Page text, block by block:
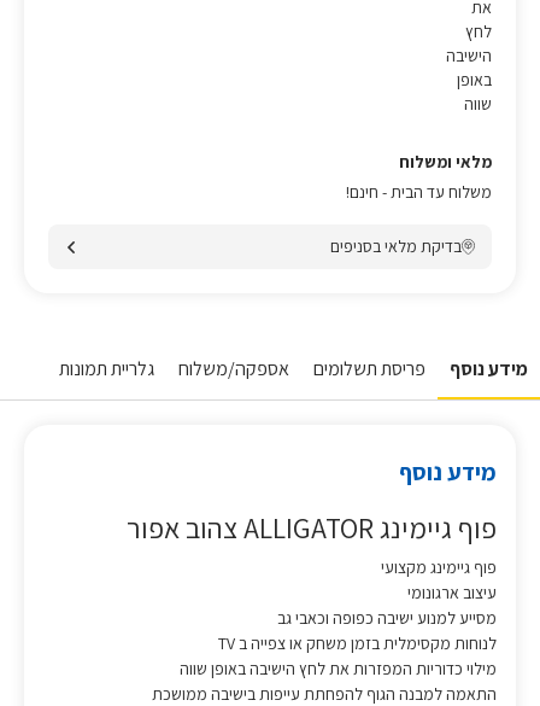
את
לחץ
הישיבה
באופן
שווה
מלאי ומשלוח
משלוח עד הבית - חינם!
בדיקת מלאי בסניפים
מידע נוסף פריסת תשלומים אספקה/משלוח גלריית תמונות
מידע נוסף
פוף גיימינג ALLIGATOR צהוב אפור
פוף גיימינג מקצועי
עיצוב ארגונומי
מסייע למנוע ישיבה כפופה וכאבי גב
לנוחות מקסימלית בזמן משחק או צפייה ב TV
מילוי כדוריות המפזרות את לחץ הישיבה באופן שווה
התאמה למבנה הגוף להפחתת עייפות בישיבה ממושכת